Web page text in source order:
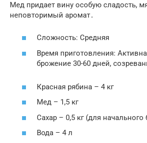
Мед придает вину особую сладость,
неповторимый аромат․
Сложность: Средняя
Время приготовления:
брожение 30-60 дней,
Красная рябина – 4 кг
Мед – 1,5 кг
Сахар – 0,5 кг (для
Вода – 4 л